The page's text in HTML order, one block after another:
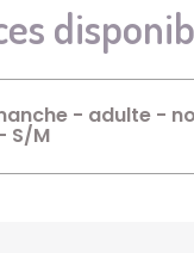
- adulte -
S/M